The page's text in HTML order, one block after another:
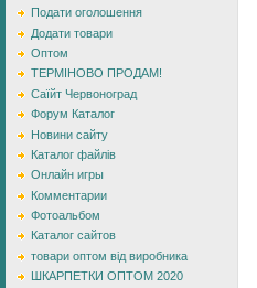
Подати оголошення
Додати товари
Оптом
ТЕРМІНОВО ПРОДАМ!
Саїйт Червоноград
Форум Каталог
Новини сайту
Каталог файлів
Онлайн игры
Комментарии
Фотоальбом
Каталог сайтов
товари оптом від виробника
ШКАРПЕТКИ ОПТОМ 2020